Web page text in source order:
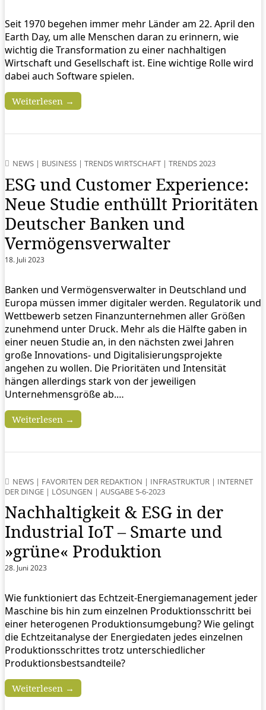
Seit 1970 begehen immer mehr Länder am 22. April den
Earth Day, um alle Menschen daran zu erinnern, wie
wichtig die Transformation zu einer nachhaltigen
Wirtschaft und Gesellschaft ist. Eine wichtige Rolle wird
dabei auch Software spielen.
Weiterlesen →
NEWS | BUSINESS | TRENDS WIRTSCHAFT | TRENDS 2023
ESG und Customer Experience:
Neue Studie enthüllt Prioritäten
Deutscher Banken und
Vermögensverwalter
18. Juli 2023
Banken und Vermögensverwalter in Deutschland und
Europa müssen immer digitaler werden. Regulatorik und
Wettbewerb setzen Finanzunternehmen aller Größen
zunehmend unter Druck. Mehr als die Hälfte gaben in
einer neuen Studie an, in den nächsten zwei Jahren
große Innovations- und Digitalisierungsprojekte
angehen zu wollen. Die Prioritäten und Intensität
hängen allerdings stark von der jeweiligen
Unternehmensgröße ab.…
Weiterlesen →
NEWS | FAVORITEN DER REDAKTION | INFRASTRUKTUR | INTERNET
DER DINGE | LÖSUNGEN | AUSGABE 5-6-2023
Nachhaltigkeit & ESG in der
Industrial IoT – Smarte und
»grüne« Produktion
28. Juni 2023
Wie funktioniert das Echtzeit-Energiemanagement jeder
Maschine bis hin zum einzelnen Produktionsschritt bei
einer heterogenen Produktionsumgebung? Wie gelingt
die Echtzeitanalyse der Energiedaten jedes einzelnen
Produktionsschrittes trotz unterschiedlicher
Produktionsbestsandteile?
Weiterlesen →